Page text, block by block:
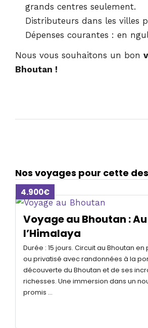
grands centres seulement.
Distributeurs dans les villes
Dépenses courantes : en
Nous vous souhaitons un bon
Bhoutan !
Nos voyages pour cette
4.900€
Voyage au Bhoutan :
l’Himalaya
Durée : 15 jours. Circuit au Bhoutan
ou privatisé avec randonnées à la
découverte du Bhoutan et de ses
richesses. Une immersion dans un
promis …